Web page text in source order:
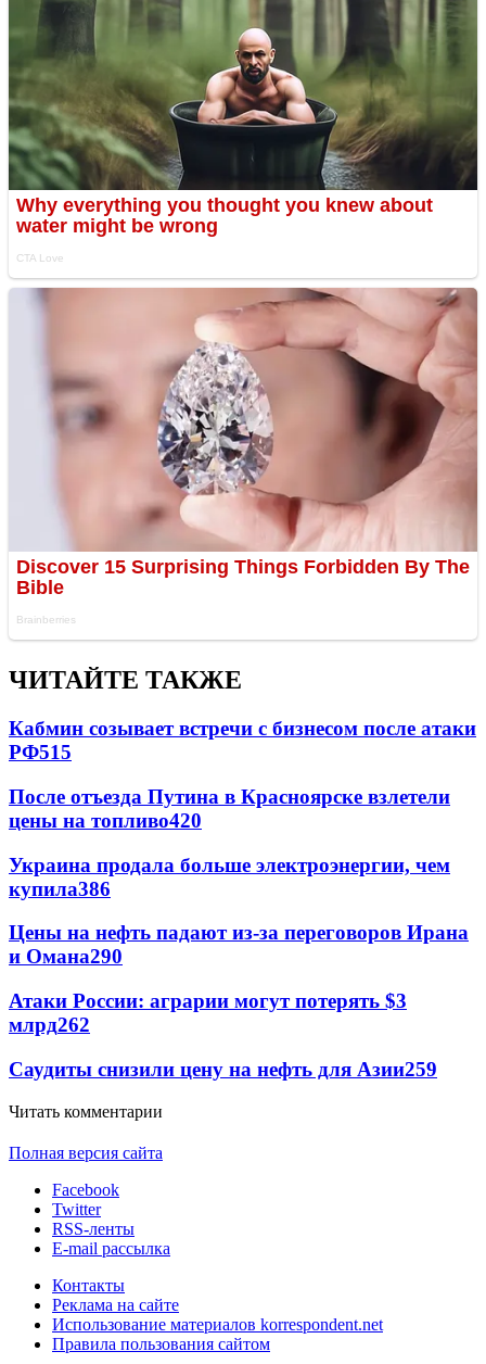
ЧИТАЙТЕ ТАКЖЕ
Кабмин созывает встречи с бизнесом после атаки
РФ515
После отъезда Путина в Красноярске взлетели
цены на топливо420
Украина продала больше электроэнергии, чем
купила386
Цены на нефть падают из-за переговоров Ирана
и Омана290
Атаки России: аграрии могут потерять $3
млрд262
Саудиты снизили цену на нефть для Азии259
Читать комментарии
Полная версия сайта
Facebook
Twitter
RSS-ленты
E-mail рассылка
Контакты
Реклама на сайте
Использование материалов korrespondent.net
Правила пользования сайтом